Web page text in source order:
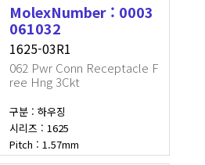
MolexNumber : 0003
061032
1625-03R1
062 Pwr Conn Receptacle F
ree Hng 3Ckt
구분 : 하우징
시리즈 : 1625
Pitch : 1.57mm